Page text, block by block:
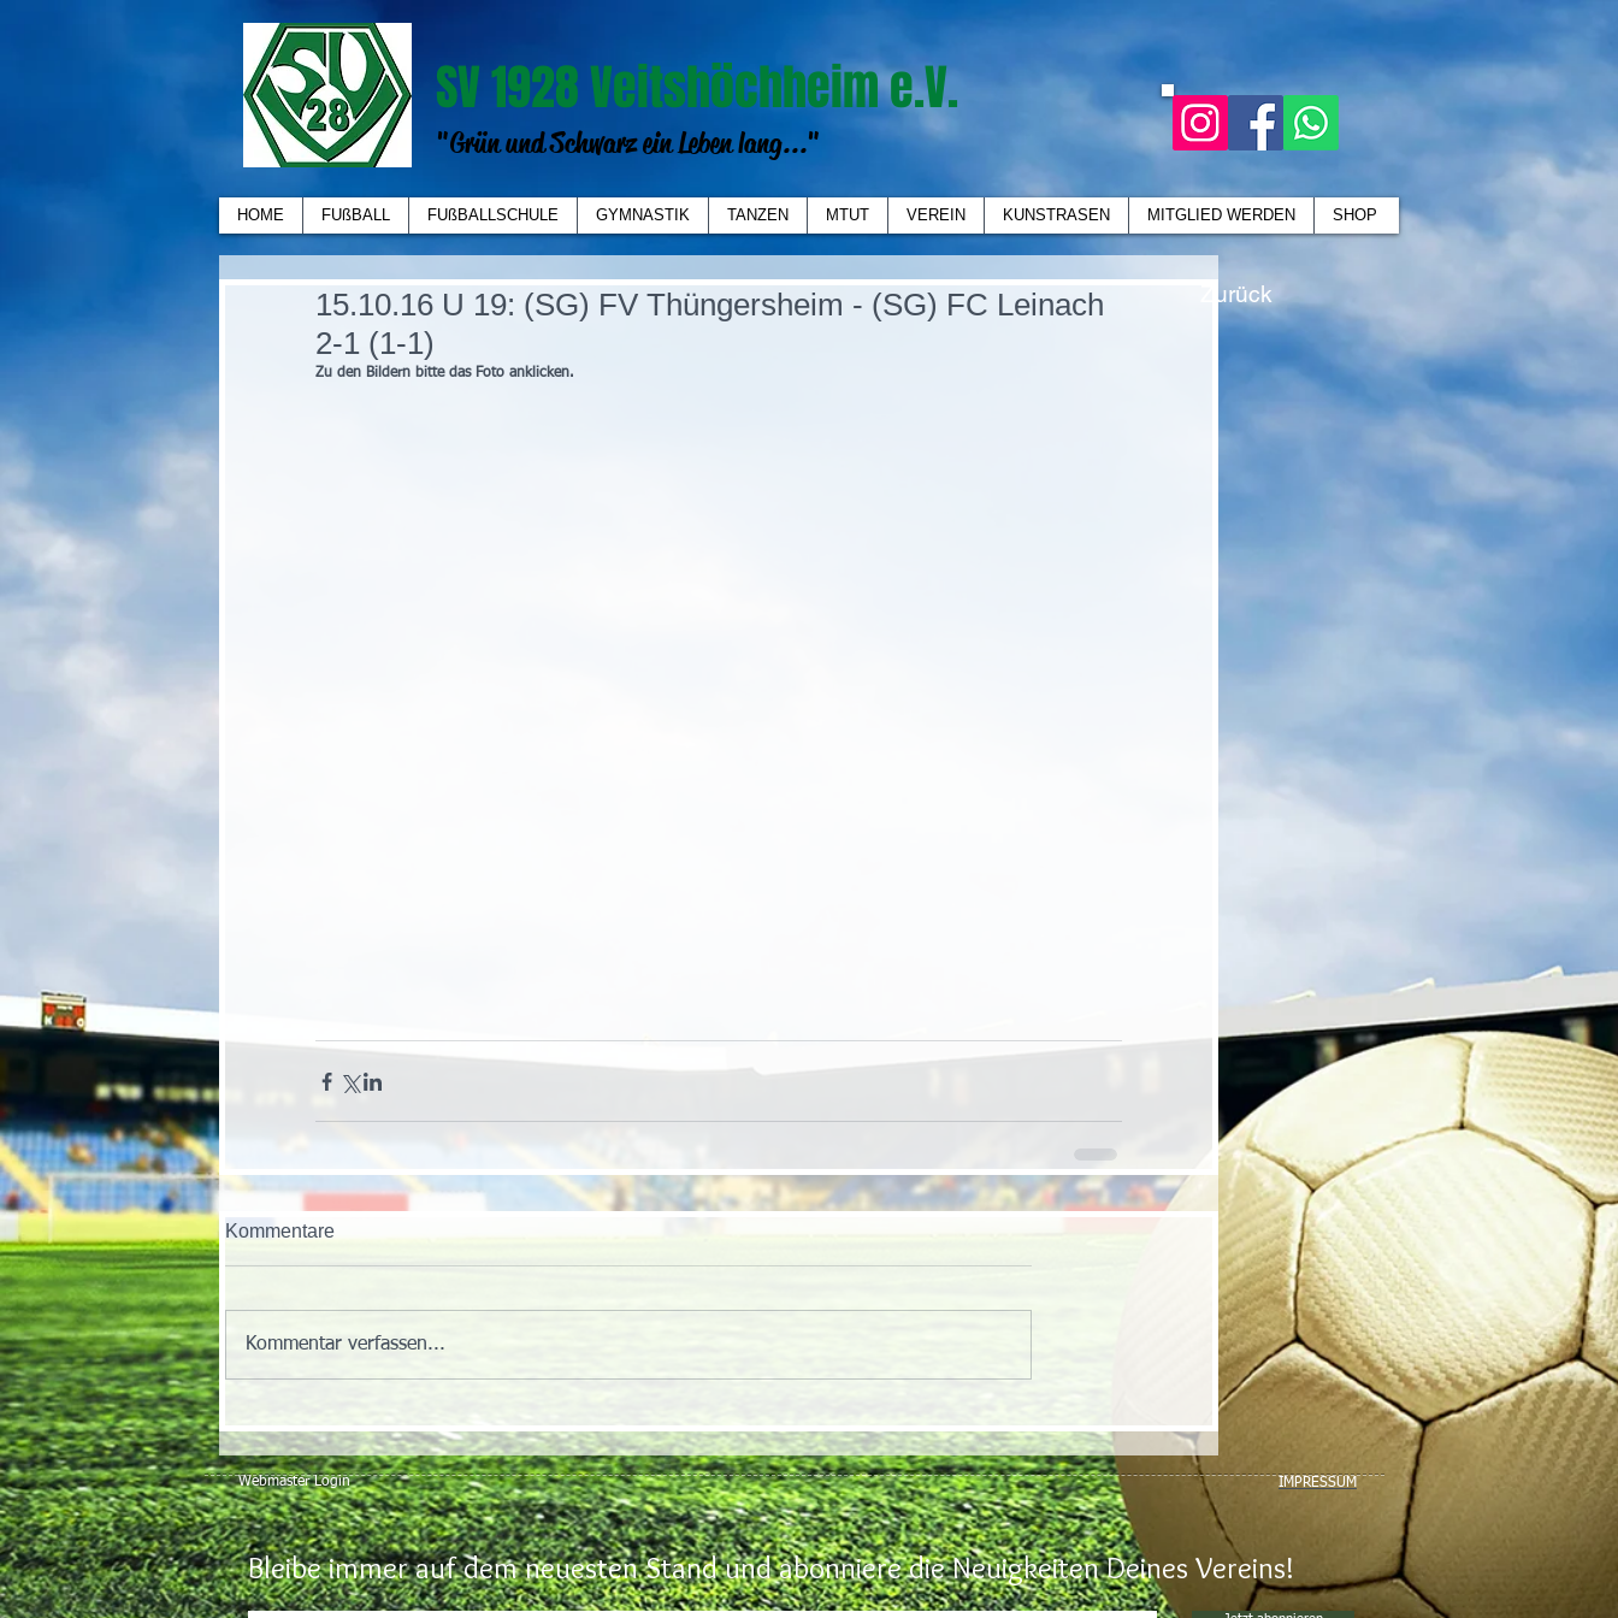
SV 1928 Veitshöchheim e.V.
"Grün und Schwarz ein Leben lang..."
HOME FUßBALL FUßBALLSCHULE GYMNASTIK TANZEN MTUT VEREIN KUNSTRASEN MITGLIED WERDEN SHOP
15.10.16 U 19: (SG) FV Thüngersheim - (SG) FC Leinach
2-1 (1-1)
Zu den Bildern bitte das Foto anklicken.
Kommentare
Kommentar verfassen...
Zurück
IMPRESSUM
Webmaster Login
Bleibe immer auf dem neuesten Stand und abonniere die Neuigkeiten Deines Vereins!